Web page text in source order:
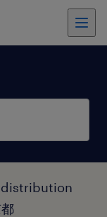
distribution